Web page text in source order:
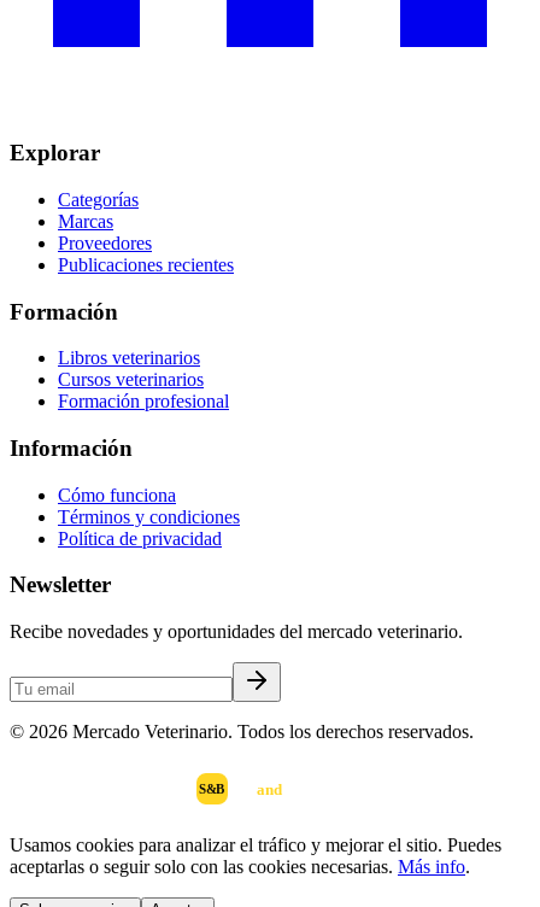
Explorar
Categorías
Marcas
Proveedores
Publicaciones recientes
Formación
Libros veterinarios
Cursos veterinarios
Formación profesional
Información
Cómo funciona
Términos y condiciones
Política de privacidad
Newsletter
Recibe novedades y oportunidades del mercado veterinario.
© 2026 Mercado Veterinario. Todos los derechos reservados.
S&B scanandbuy
Usamos cookies para analizar el tráfico y mejorar el sitio. Puedes
aceptarlas o seguir solo con las cookies necesarias. Más info.